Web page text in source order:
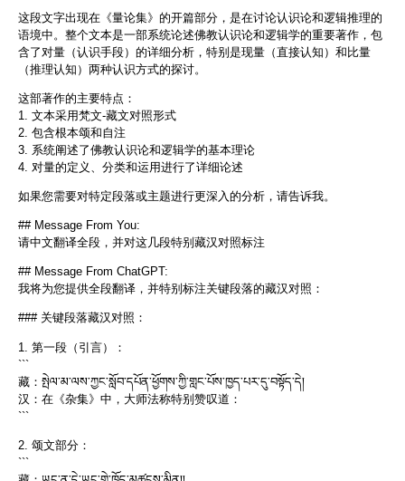
这段文字出现在《量论集》的开篇部分，是在讨论认识论和逻辑推理的
语境中。整个文本是一部系统论述佛教认识论和逻辑学的重要著作，包
含了对量（认识手段）的详细分析，特别是现量（直接认知）和比量
（推理认知）两种认识方式的探讨。
这部著作的主要特点：
1. 文本采用梵文-藏文对照形式
2. 包含根本颂和自注
3. 系统阐述了佛教认识论和逻辑学的基本理论
4. 对量的定义、分类和运用进行了详细论述
如果您需要对特定段落或主题进行更深入的分析，请告诉我。
## Message From You:
请中文翻译全段，并对这几段特别藏汉对照标注
## Message From ChatGPT:
我将为您提供全段翻译，并特别标注关键段落的藏汉对照：
### 关键段落藏汉对照：
1. 第一段（引言）：
```
藏：སྤེལ་མ་ལས་ཀྱང་སློབ་དཔོན་ཕྱོགས་ཀྱི་གླང་པོས་ཁྱད་པར་དུ་བསྟོད་དེ།
汉：在《杂集》中，大师法称特别赞叹道：
```
2. 颂文部分：
```